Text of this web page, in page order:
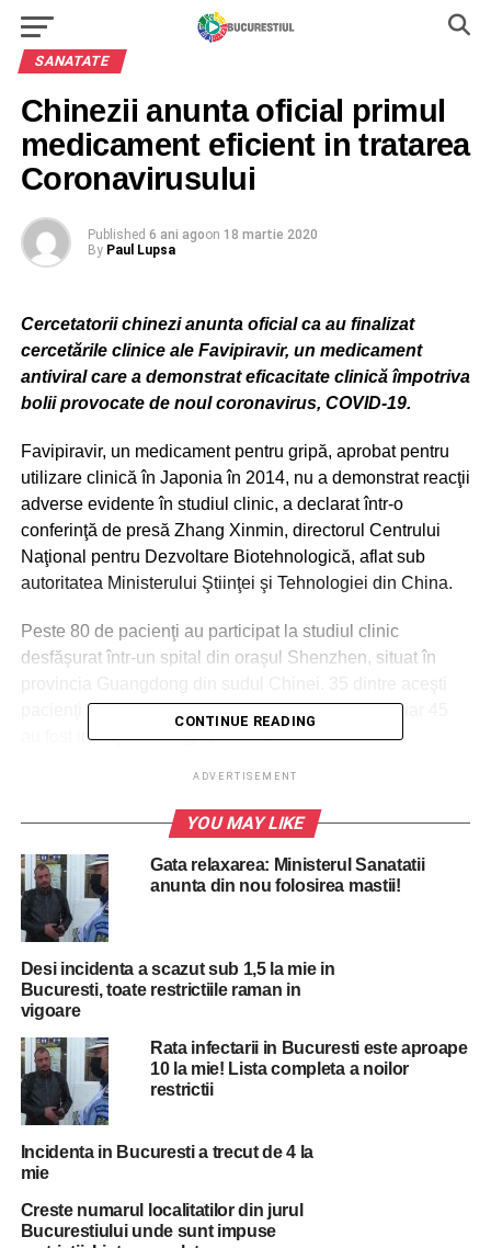
SANATATE
Chinezii anunta oficial primul
medicament eficient in tratarea
Coronavirusului
Published 6 ani agoon 18 martie 2020
By Paul Lupsa
Cercetatorii chinezi anunta oficial ca au finalizat
cercetările clinice ale Favipiravir, un medicament
antiviral care a demonstrat eficacitate clinică împotriva
bolii provocate de noul coronavirus, COVID-19.
Favipiravir, un medicament pentru gripă, aprobat pentru
utilizare clinică în Japonia în 2014, nu a demonstrat reacţii
adverse evidente în studiul clinic, a declarat într-o
conferinţă de presă Zhang Xinmin, directorul Centrului
Naţional pentru Dezvoltare Biotehnologică, aflat sub
autoritatea Ministerului Ştiinţei şi Tehnologiei din China.
Peste 80 de pacienţi au participat la studiul clinic
desfăşurat într-un spital din oraşul Shenzhen, situat în
pacienţi au beneficiat de tratament cu Favipiravir, iar 45
au fost incluşi într-un grup de control.
ADVERTISEMENT
Rezultatele au demonstrat că pacienţii cărora li s-a
administrat tratamentul cu Favipiravir au avut rezultate
negative la testarea pentru acest virus într-un timp mai
scurt în comparaţie cu pacienţii din grupul de control.
RELATED TOPICS: BUCURESTI CHINEZI
MEDICAMENTE
Armata Romana a inceput constructia primului
spital temporar dedicat bolnavilor de coronavirus
DON'T MISS
Coronavirus: Toate barurile, restaurantele și
cafenele din Romania inchise fortat
CONTINUE READING
ADVERTISEMENT
YOU MAY LIKE
Gata relaxarea: Ministerul Sanatatii
anunta din nou folosirea mastii!
Desi incidenta a scazut sub 1,5 la mie in
Bucuresti, toate restrictiile raman in
vigoare
Rata infectarii in Bucuresti este aproape
10 la mie! Lista completa a noilor
restrictii
Incidenta in Bucuresti a trecut de 4 la
mie
Creste numarul localitatilor din jurul
Bucurestiului unde sunt impuse